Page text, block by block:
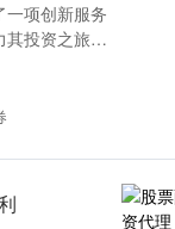
一项创新服务
投资之旅。